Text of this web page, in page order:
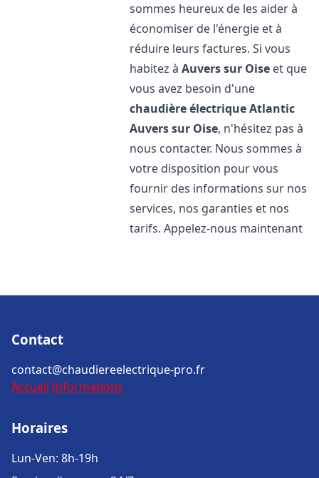
sommes heureux de les aider à
économiser de l'énergie et à
réduire leurs factures. Si vous
habitez àAuvers sur Oise et que
vous avez besoin d'une
chaudière électrique Atlantic
Auvers sur Oise, n'hésitez pas à
nous contacter. Nous sommes à
votre disposition pour vous
fournir des informations sur nos
services, nos garanties et nos
tarifs. Appelez-nous maintenant
Contact
contact@chaudiereelectrique-pro.fr
Accueil Informations
Horaires
Lun-Ven: 8h-19h